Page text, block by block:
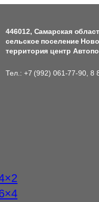
446012, Самарская
сельское поселение
территория центр
Тел.: +7 (992) 061-77-90, 8